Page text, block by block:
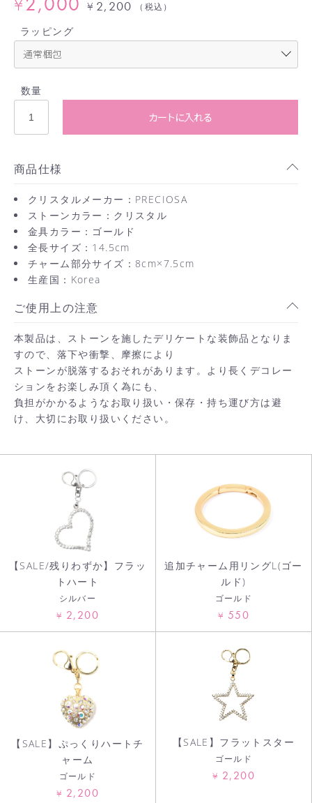
¥ ¥ 2,200 （税込）
ラッピング
数量
カートに入れる
商品仕様
クリスタルメーカー：PRECIOSA
ストーンカラー：クリスタル
金具カラー：ゴールド
全長サイズ：14.5cm
チャーム部分サイズ：8cm×7.5cm
生産国：Korea
ご使用上の注意
本製品は、ストーンを施したデリケートな装飾品となりま
すので、落下や衝撃、摩擦により
ストーンが脱落するおそれがあります。より長くデコレー
ションをお楽しみ頂く為にも、
負担がかかるようなお取り扱い・保存・持ち運び方は避
け、大切にお取り扱いください。
【SALE/残りわずか】フラッ
トハート
シルバー
¥ 2,200
追加チャーム用リングL(ゴー
ルド)
ゴールド
¥ 550
【SALE】ぷっくりハートチ
ャーム
ゴールド
¥ 2,200
【SALE】フラットスター
ゴールド
¥ 2,200